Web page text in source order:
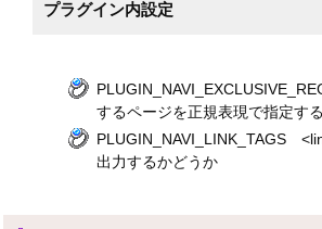
プラグイン内設定
するページを正規表現で指定する
PLUGIN_NAVI_LINK_TAGS
出力するかどうか